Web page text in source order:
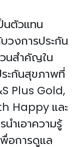
ตัวแทน
งการประกัน
นสำคัญใน
ะกันสุขภาพที่
Plus Gold,
Happy และ
ำเอาความรู้
อการดูแล